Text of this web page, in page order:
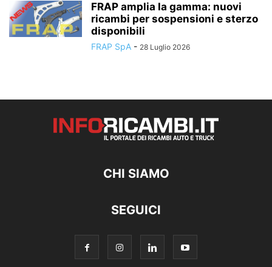
FRAP amplia la gamma: nuovi
ricambi per sospensioni e sterzo
disponibili
FRAP SpA - 28 Luglio 2026
CHI SIAMO
SEGUICI